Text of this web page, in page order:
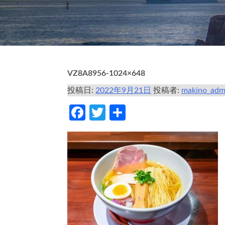
VZ8A8956-1024×648
投稿日:2022年9月21日 投稿者:
Facebook
Twitter
有